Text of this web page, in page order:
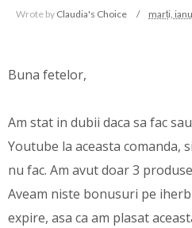
Wrote by Claudia's Choice marți,
Buna fetelor,
Am stat in dubii daca sa fac
Youtube la aceasta comanda,
nu fac. Am avut doar 3
Aveam niste bonusuri pe
expire, asa ca am plasat